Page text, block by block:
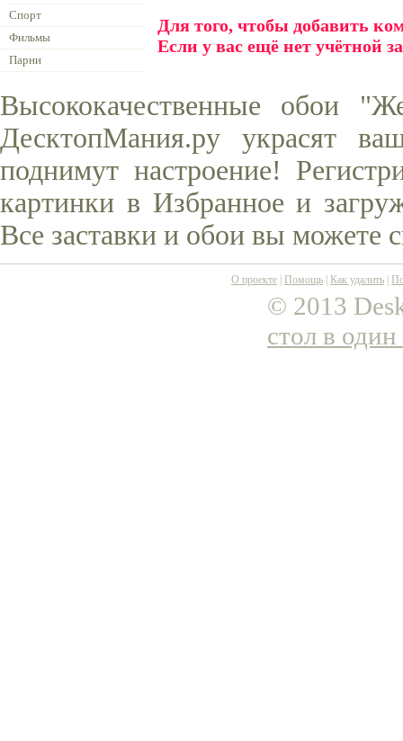
Спорт
Фильмы
Парни
Для того, чтобы добавить
Если у вас ещё нет учётной
Высококачественные обои
ДесктопМания.ру украсят
поднимут настроение!
картинки в Избранное и
Все заставки и обои вы можете
О проекте Помощь Как удалить
© 2013
стол в